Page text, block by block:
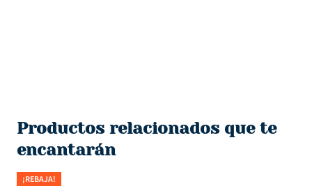
Productos relacionados que te
encantarán
¡REBAJA!